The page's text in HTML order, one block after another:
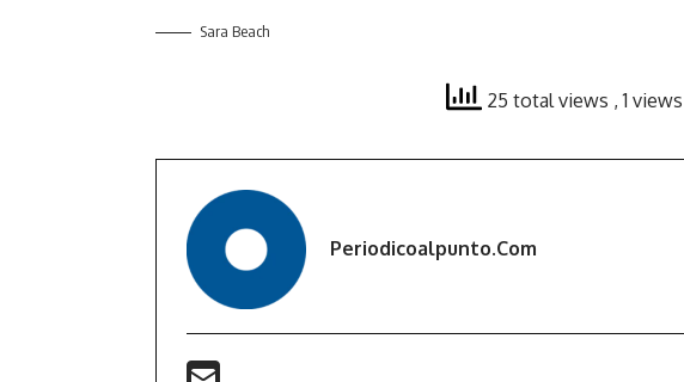
Sara Beach
25 total views , 1
Periodicoalpunto.com